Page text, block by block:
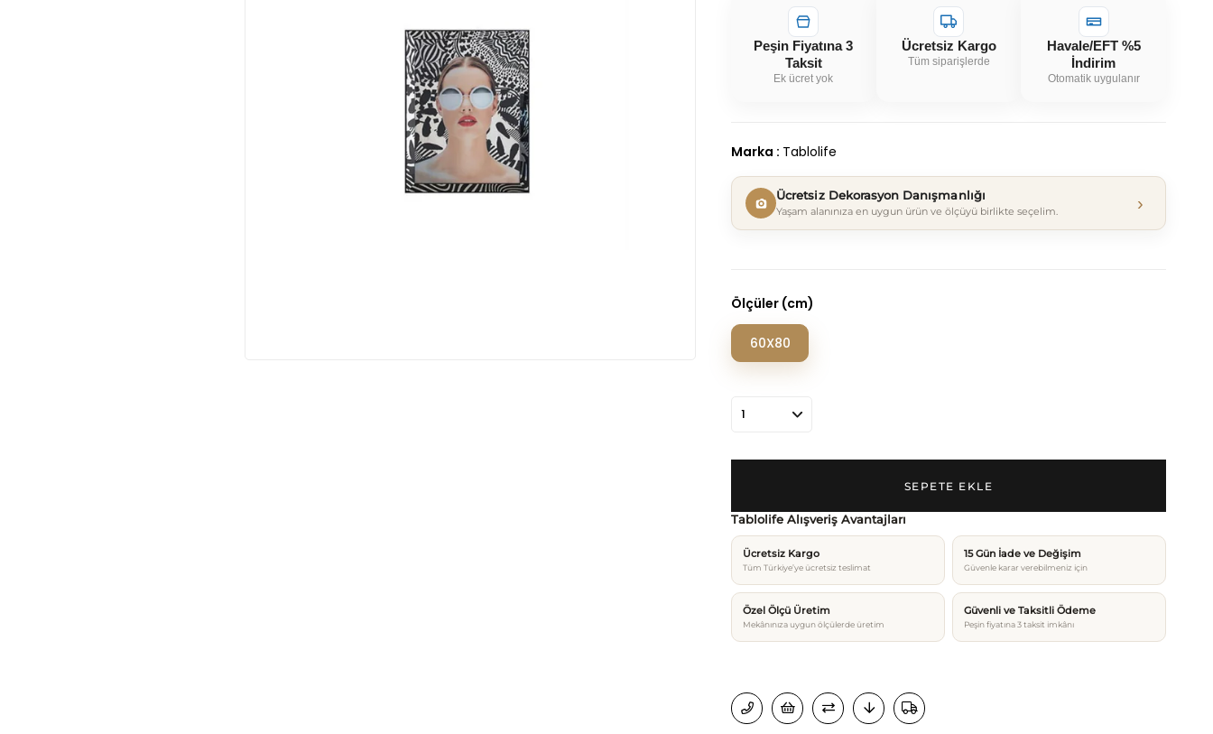
Peşin Fiyatına 3
Taksit
Ek ücret yok
Ücretsiz Kargo
Tüm siparişlerde
Havale/EFT %5
İndirim
Otomatik uygulanır
Marka : Tablolife
Ücretsiz Dekorasyon Danışmanlığı
Yaşam alanınıza en uygun ürün ve ölçüyü birlikte seçelim. ›
Ölçüler (cm)
60X80
Tablolife Alışveriş Avantajları
Ücretsiz Kargo
Tüm Türkiye’ye ücretsiz teslimat
15 Gün İade ve Değişim
Güvenle karar verebilmeniz için
Özel Ölçü Üretim
Mekânınıza uygun ölçülerde üretim
Güvenli ve Taksitli Ödeme
Peşin fiyatına 3 taksit imkânı